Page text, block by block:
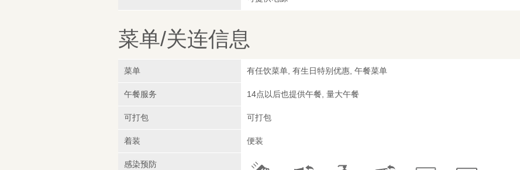
菜单/关连信息
菜单 有任饮菜单, 有生日特别优惠, 午餐菜单
午餐服务 14点以后也提供午餐, 量大午餐
可打包 可打包
着装 便装
感染预防